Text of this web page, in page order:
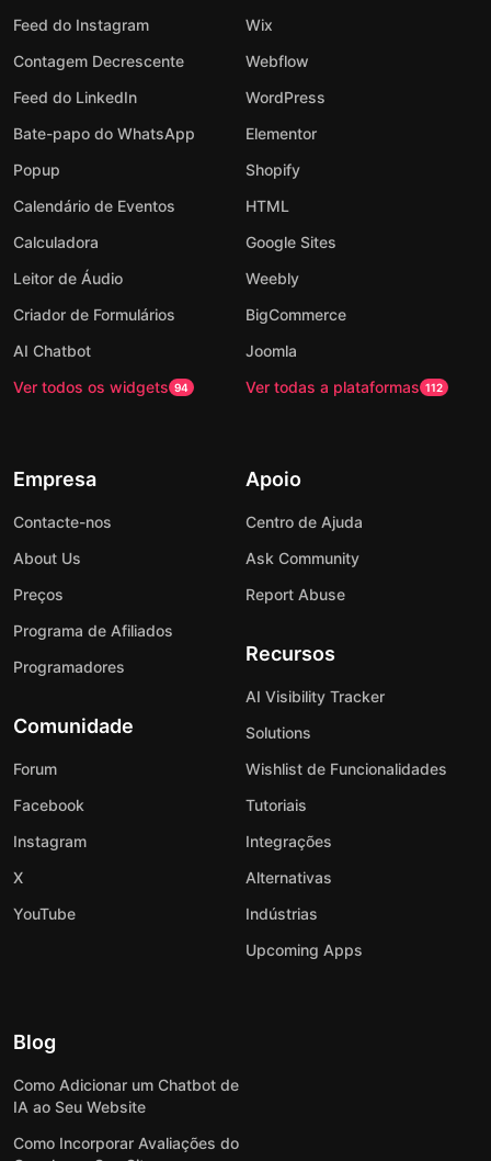
Feed do Instagram
Contagem Decrescente
Feed do LinkedIn
Bate-papo do WhatsApp
Popup
Calendário de Eventos
Calculadora
Leitor de Áudio
Criador de Formulários
AI Chatbot
Ver todos os widgets 94
Wix
Webflow
WordPress
Elementor
Shopify
HTML
Google Sites
Weebly
BigCommerce
Joomla
Ver todas a plataformas 112
Empresa
Contacte-nos
About Us
Preços
Programa de Afiliados
Programadores
Comunidade
Forum
Facebook
Instagram
X
YouTube
Apoio
Centro de Ajuda
Ask Community
Report Abuse
Recursos
AI Visibility Tracker
Solutions
Wishlist de Funcionalidades
Tutoriais
Integrações
Alternativas
Indústrias
Upcoming Apps
Blog
Como Adicionar um Chatbot de
IA ao Seu Website
Como Incorporar Avaliações do